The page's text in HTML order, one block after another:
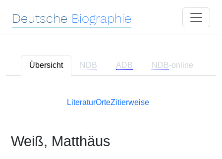
Deutsche Biographie
Übersicht NDB ADB NDB-online
LiteraturOrteZitierweise
Weiß, Matthäus